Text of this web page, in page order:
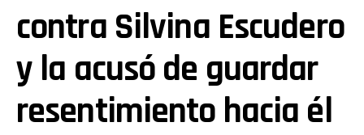
contra Silvina Escudero
y la acusó de guardar
resentimiento hacia él